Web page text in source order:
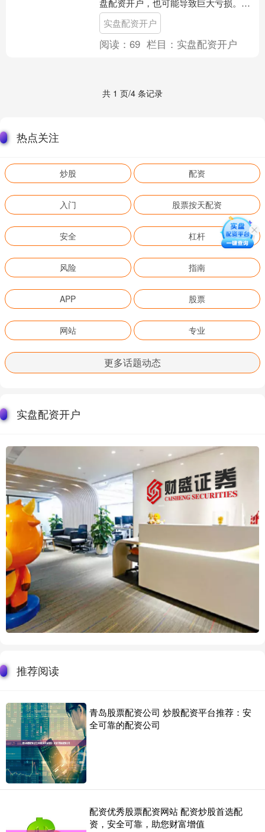
盘配资开户，也可能导致巨大亏损。本
文将深入探讨杠杆的使用技巧与关键风
险控制策略，帮助投资者在....
实盘配资开户
阅读：69 栏目： 实盘配资开户
共 1 页/4 条记录
热点关注
炒股 配资
入门 股票按天配资
安全 杠杆
风险 指南
APP 股票
网站 专业
更多话题动态
实盘配资开户
推荐阅读
青岛股票配资公司 炒股配资平台推荐：安
全可靠的配资公司
配资优秀股票配资网站 配资炒股首选配
资，安全可靠，助您财富增值